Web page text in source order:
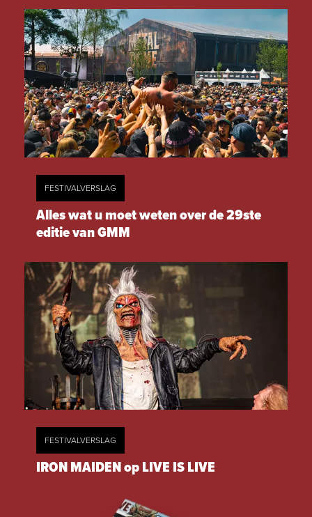
FESTIVALVERSLAG
Alles wat u moet weten over de 29ste
editie van GMM
FESTIVALVERSLAG
IRON MAIDEN op LIVE IS LIVE